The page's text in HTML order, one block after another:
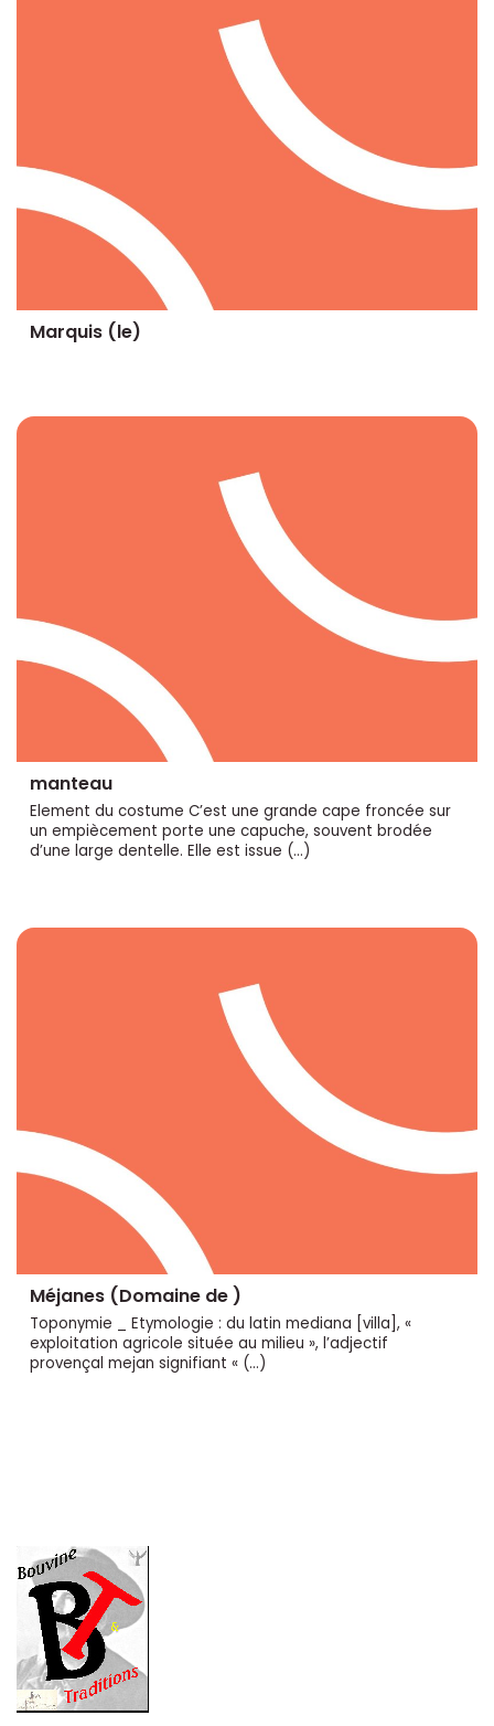
Marquis (le)
manteau
Element du costume C’est une grande cape froncée sur
un empiècement porte une capuche, souvent brodée
d’une large dentelle. Elle est issue (…)
Méjanes (Domaine de )
Toponymie _ Etymologie : du latin mediana [villa], «
exploitation agricole située au milieu », l’adjectif
provençal mejan signifiant « (…)